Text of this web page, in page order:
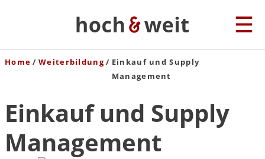
Home Weiterbildung
Einkauf und Supply
Management
Einkauf und Supply
Management